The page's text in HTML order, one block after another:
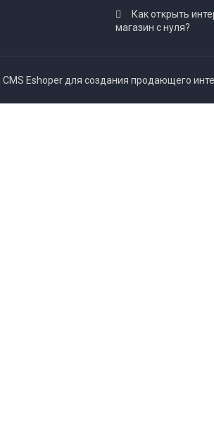
Как открыть
магазин с нуля?
Eshoper для создания продающего